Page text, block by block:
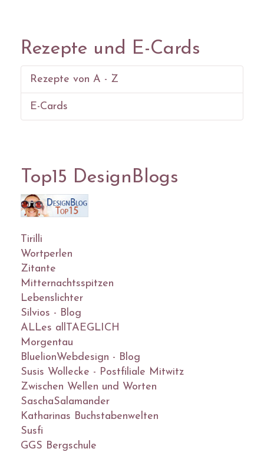
Rezepte und E-Cards
Rezepte von A - Z
E-Cards
Top15 DesignBlogs
Tirilli
Wortperlen
Zitante
Mitternachtsspitzen
Lebenslichter
Silvios - Blog
ALLes allTAEGLICH
Morgentau
BluelionWebdesign - Blog
Susis Wollecke - Postfiliale Mitwitz
Zwischen Wellen und Worten
SaschaSalamander
Katharinas Buchstabenwelten
Susfi
GGS Bergschule